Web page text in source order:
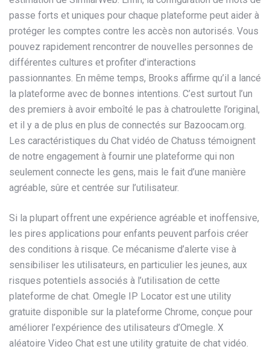
passe forts et uniques pour chaque plateforme peut aider à
protéger les comptes contre les accès non autorisés. Vous
pouvez rapidement rencontrer de nouvelles personnes de
différentes cultures et profiter d’interactions
passionnantes. En même temps, Brooks affirme qu’il a lancé
la plateforme avec de bonnes intentions. C’est surtout l’un
des premiers à avoir emboîté le pas à chatroulette l’original,
et il y a de plus en plus de connectés sur Bazoocam.org.
Les caractéristiques du Chat vidéo de Chatuss témoignent
de notre engagement à fournir une plateforme qui non
seulement connecte les gens, mais le fait d’une manière
agréable, sûre et centrée sur l’utilisateur.
Si la plupart offrent une expérience agréable et inoffensive,
les pires applications pour enfants peuvent parfois créer
des conditions à risque. Ce mécanisme d’alerte vise à
sensibiliser les utilisateurs, en particulier les jeunes, aux
risques potentiels associés à l’utilisation de cette
plateforme de chat. Omegle IP Locator est une utility
gratuite disponible sur la plateforme Chrome, conçue pour
améliorer l’expérience des utilisateurs d’Omegle. X
aléatoire Video Chat est une utility gratuite de chat vidéo.